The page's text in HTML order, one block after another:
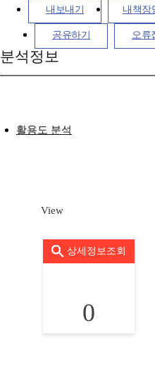
내보내기 내책장
공유하기 오류
분석정보
활용도 분석
View
상세정보조회
0